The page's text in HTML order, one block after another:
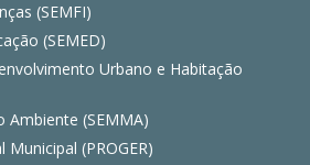
(SEMFI)
(SEMED)
Urbano e Habitação
Ambiente (SEMMA)
(PROGER)